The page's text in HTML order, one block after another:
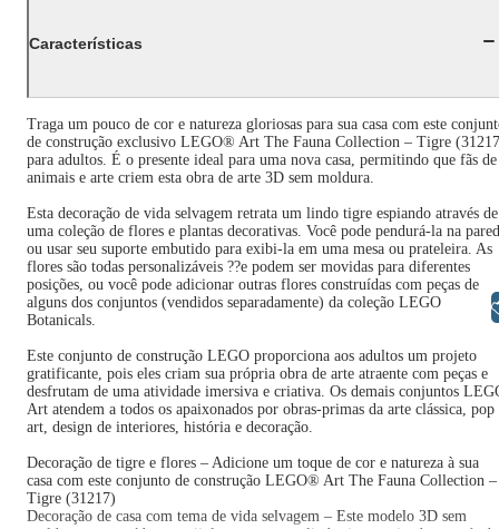
Características
Traga um pouco de cor e natureza gloriosas para sua casa com este
de construção exclusivo LEGO® Art The Fauna Collection – Tigre
para adultos. É o presente ideal para uma nova casa, permitindo que fãs de
animais e arte criem esta obra de arte 3D sem moldura.
Esta decoração de vida selvagem retrata um lindo tigre espiando através de
uma coleção de flores e plantas decorativas. Você pode pendurá-la na
ou usar seu suporte embutido para exibi-la em uma mesa ou prateleira. As
flores são todas personalizáveis ??e podem ser movidas para diferentes
posições, ou você pode adicionar outras flores construídas com peças de
alguns dos conjuntos (vendidos separadamente) da coleção LEGO
Botanicals.
Este conjunto de construção LEGO proporciona aos adultos um projeto
gratificante, pois eles criam sua própria obra de arte atraente com peças e
desfrutam de uma atividade imersiva e criativa. Os demais conjuntos
Art atendem a todos os apaixonados por obras-primas da arte clássica, pop
art, design de interiores, história e decoração.
Decoração de tigre e flores – Adicione um toque de cor e natureza à sua
casa com este conjunto de construção LEGO® Art The Fauna Collection –
Tigre (31217)
Decoração de casa com tema de vida selvagem – Este modelo 3D sem
Libras